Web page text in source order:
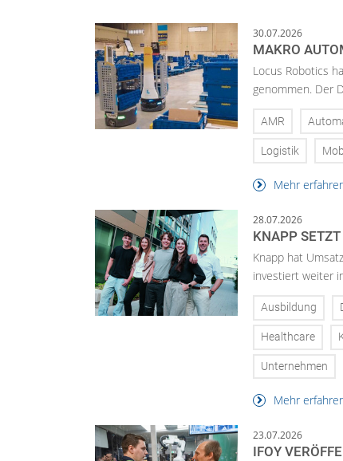
30.07.2026
MAKRO
Locus Robotics
genommen. Der
AMR
Logistik
Mehr
28.07.2026
KNAPP
Knapp hat
investiert weiter
Ausbildung
Healthcare
Unternehmen
Mehr
23.07.2026
IFOY